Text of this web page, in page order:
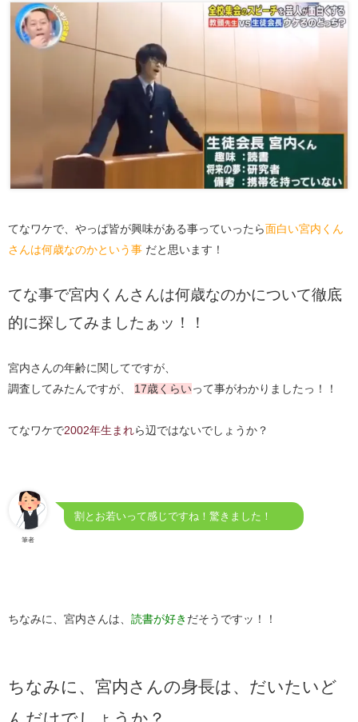
てなワケで、やっぱ皆が興味がある事っていったら面白い宮内くん
さんは何歳なのかという事 だと思います！
てな事で宮内くんさんは何歳なのかについて徹底
的に探してみましたぁッ！！
宮内さんの年齢に関してですが、
調査してみたんですが、 17歳くらいって事がわかりましたっ！！
てなワケで2002年生まれ ら辺ではないでしょうか？
筆者
割とお若いって感じですね！驚きました！
ちなみに、宮内さんは、 読書が好き だそうですッ！！
ちなみに、宮内さんの身長は、だいたいど
んだけでしょうか？